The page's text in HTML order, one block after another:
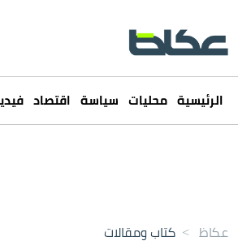
الرئيسية محليات سياسة اقتصاد
عكاظ > كتاب ومقالات